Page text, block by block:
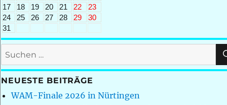
17
18 19 20 21 22
23
24
25 26 27 28 29
30
31
Suchen
nach:
NEUESTE BEITRÄGE
WAM-Finale 2026 in Nürtingen